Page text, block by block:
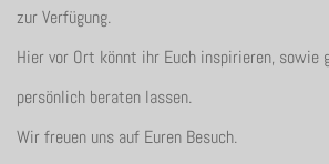
zur Verfügung.
Hier vor Ort könnt ihr Euch inspirieren, sowie
persönlich beraten lassen.
Wir freuen uns auf Euren Besuch.